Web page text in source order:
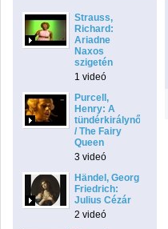
Strauss,
Richard:
Ariadne
Naxos
szigetén
1 videó
Purcell,
Henry: A
tündérkirálynő
/ The Fairy
Queen
3 videó
Händel, Georg
Friedrich:
Julius Cézár
2 videó